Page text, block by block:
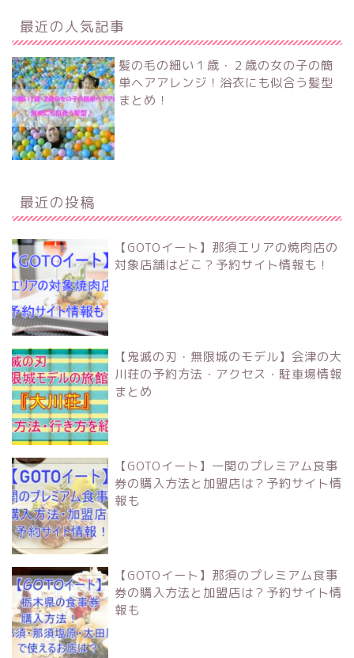
最近の人気記事
髪の毛の細い１歳・２歳の女の子の簡
単ヘアアレンジ！浴衣にも似合う髪型
まとめ！
最近の投稿
【GOTOイート】那須エリアの焼肉店の
対象店舗はどこ？予約サイト情報も！
【鬼滅の刃・無限城のモデル】会津の大
川荘の予約方法・アクセス・駐車場情報
まとめ
【GOTOイート】一関のプレミアム食事
券の購入方法と加盟店は？予約サイト情
報も
【GOTOイート】那須のプレミアム食事
券の購入方法と加盟店は？予約サイト情
報も